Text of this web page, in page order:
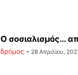
Ο σοσιαλισμός…
δρόμος - 28 Απριλίου,